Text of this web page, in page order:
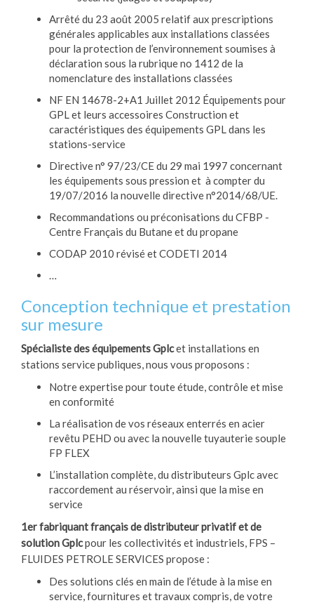
Arrêté du 23 août 2005 relatif aux prescriptions
générales applicables aux installations classées
pour la protection de l’environnement soumises à
déclaration sous la rubrique no 1412 de la
nomenclature des installations classées
NF EN 14678-2+A1 Juillet 2012 Équipements pour
GPL et leurs accessoires Construction et
caractéristiques des équipements GPL dans les
stations-service
Directive n° 97/23/CE du 29 mai 1997 concernant
les équipements sous pression et à compter du
19/07/2016 la nouvelle directive n°2014/68/UE.
Recommandations ou préconisations du CFBP -
Centre Français du Butane et du propane
CODAP 2010 révisé et CODETI 2014
…
Conception technique et prestation
sur mesure
Spécialiste des équipements Gplcet installations en
stations service publiques, nous vous proposons :
Notre expertise pour toute étude, contrôle et mise
en conformité
La réalisation de vos réseaux enterrés en acier
revêtu PEHD ou avec la nouvelle tuyauterie souple
FP FLEX
L’installation complète, du distributeurs Gplc avec
raccordement au réservoir, ainsi que la mise en
service
1er fabriquant français de distributeur privatif et de
solution Gplcpour les collectivités et industriels, FPS –
FLUIDES PETROLE SERVICES propose :
Des solutions clés en main de l’étude à la mise en
service, fournitures et travaux compris, de votre